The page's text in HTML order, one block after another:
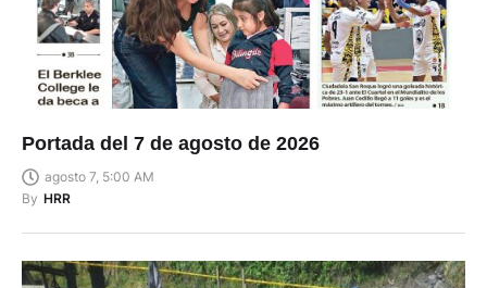
Portada del 7 de agosto de 2026
agosto 7, 5:00 AM
By HRR